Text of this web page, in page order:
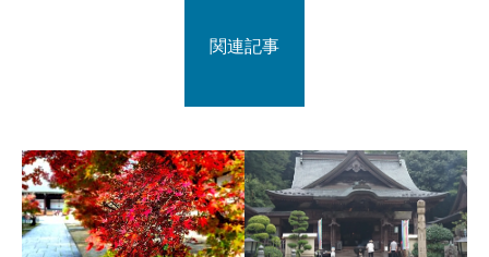
関連記事